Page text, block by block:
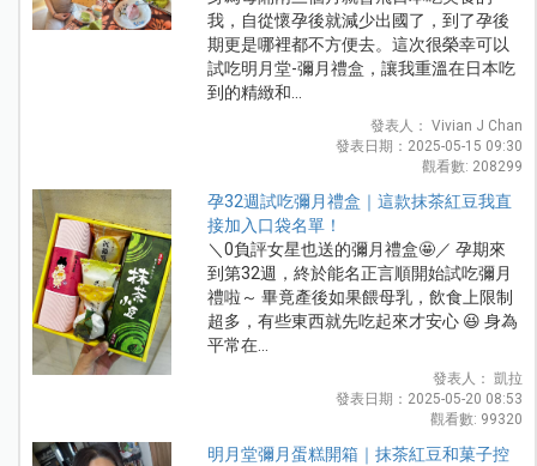
我，自從懷孕後就減少出國了，到了孕後
期更是哪裡都不方便去。這次很榮幸可以
試吃明月堂-彌月禮盒，讓我重溫在日本吃
到的精緻和...
發表人： Vivian J Chan
發表日期：2025-05-15 09:30
觀看數: 208299
孕32週試吃彌月禮盒｜這款抹茶紅豆我直
接加入口袋名單！
＼0負評女星也送的彌月禮盒🤩／ 孕期來
到第32週，終於能名正言順開始試吃彌月
禮啦～ 畢竟產後如果餵母乳，飲食上限制
超多，有些東西就先吃起來才安心 😆 身為
平常在...
發表人： 凱拉
發表日期：2025-05-20 08:53
觀看數: 99320
明月堂彌月蛋糕開箱｜抹茶紅豆和菓子控